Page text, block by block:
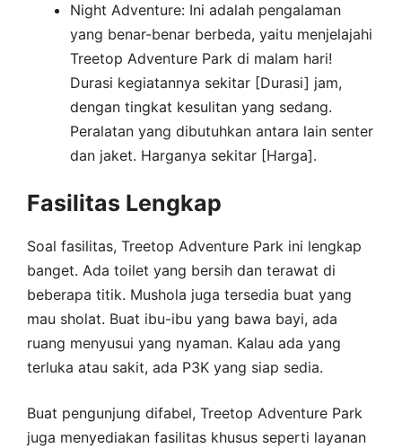
Night Adventure: Ini adalah pengalaman
yang benar-benar berbeda, yaitu menjelajahi
Treetop Adventure Park di malam hari!
Durasi kegiatannya sekitar [Durasi] jam,
dengan tingkat kesulitan yang sedang.
Peralatan yang dibutuhkan antara lain senter
dan jaket. Harganya sekitar [Harga].
Fasilitas Lengkap
Soal fasilitas, Treetop Adventure Park ini lengkap
banget. Ada toilet yang bersih dan terawat di
beberapa titik. Mushola juga tersedia buat yang
mau sholat. Buat ibu-ibu yang bawa bayi, ada
ruang menyusui yang nyaman. Kalau ada yang
terluka atau sakit, ada P3K yang siap sedia.
Buat pengunjung difabel, Treetop Adventure Park
juga menyediakan fasilitas khusus seperti layanan